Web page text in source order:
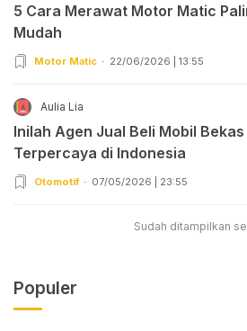
5 Cara Merawat Motor Matic
Mudah
Motor Matic 22/06/2026 | 13:55
Aulia Lia
Inilah Agen Jual Beli Mobil Bekas
Terpercaya di Indonesia
Otomotif 07/05/2026 | 23:55
Sudah ditampilkan
Populer